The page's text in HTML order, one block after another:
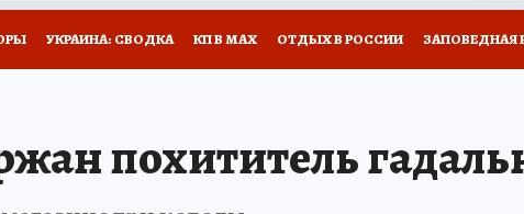
УКРАИНА: СВОДКА КП В МАХ ОТДЫХ В РОССИИ ЗАПОВЕДНАЯ
похититель